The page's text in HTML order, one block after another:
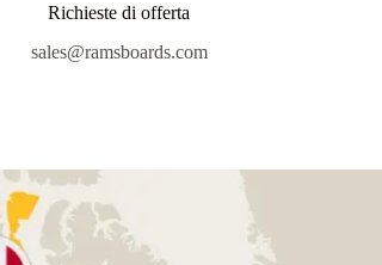
Richieste di offerta
sales@ramsboards.com